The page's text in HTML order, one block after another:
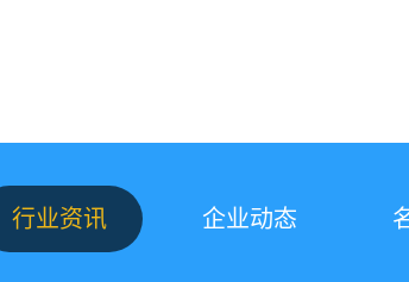
行业资讯 企业动态